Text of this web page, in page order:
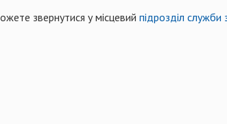
звернутися у місцевий підрозділ служби